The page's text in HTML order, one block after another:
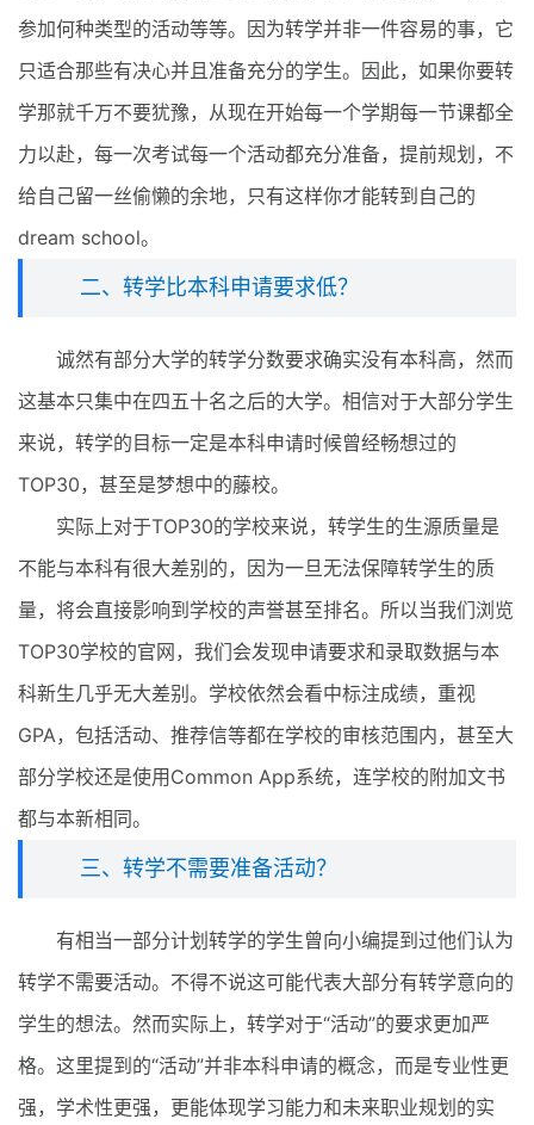
参加何种类型的活动等等。因为转学并非一件容易的事，它
只适合那些有决心并且准备充分的学生。因此，如果你要转
学那就千万不要犹豫，从现在开始每一个学期每一节课都全
力以赴，每一次考试每一个活动都充分准备，提前规划，不
给自己留一丝偷懒的余地，只有这样你才能转到自己的
dream school。
二、转学比本科申请要求低？
诚然有部分大学的转学分数要求确实没有本科高，然而
这基本只集中在四五十名之后的大学。相信对于大部分学生
来说，转学的目标一定是本科申请时候曾经畅想过的
TOP30，甚至是梦想中的藤校。
实际上对于TOP30的学校来说，转学生的生源质量是
不能与本科有很大差别的，因为一旦无法保障转学生的质
量，将会直接影响到学校的声誉甚至排名。所以当我们浏览
TOP30学校的官网，我们会发现申请要求和录取数据与本
科新生几乎无大差别。学校依然会看中标注成绩，重视
GPA，包括活动、推荐信等都在学校的审核范围内，甚至大
部分学校还是使用Common App系统，连学校的附加文书
都与本新相同。
三、转学不需要准备活动？
有相当一部分计划转学的学生曾向小编提到过他们认为
转学不需要活动。不得不说这可能代表大部分有转学意向的
学生的想法。然而实际上，转学对于“活动”的要求更加严
格。这里提到的“活动”并非本科申请的概念，而是专业性更
强，学术性更强，更能体现学习能力和未来职业规划的实